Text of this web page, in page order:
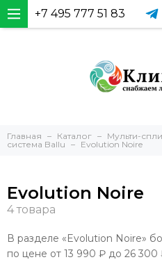
+7 495 777 51 83
Главная Каталог Мульти-
система Ballu
Evolution Noire
Evolution Noire
В разделе «Evolution Noire»
по цене от 13 990 ₽ до 26 300